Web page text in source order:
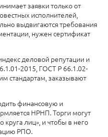
заявки только от
исполнителей,
выдвигаются требования
нужен сертификат
деловой репутации и
2015, ГОСТ Р 66.1.02-
стандартам, заказывают
финансовую и
НРНП. Торги могут
круга лиц», и чтобы в него
РПО.